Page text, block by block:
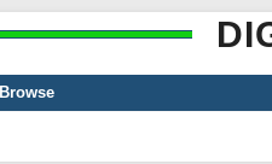
Browse